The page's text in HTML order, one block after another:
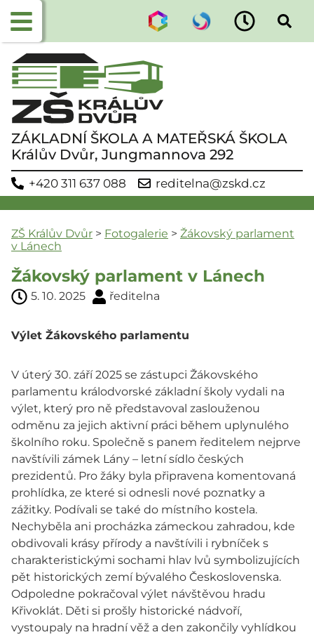
ZÁKLADNÍ ŠKOLA A MATEŘSKÁ ŠKOLA
Králův Dvůr, Jungmannova 292
+420 311 637 088 reditelna@zskd.cz
ZŠ Králův Dvůr > Fotogalerie > Žákovský parlament
v Lánech
Žákovský parlament v Lánech
5. 10. 2025 ředitelna
Výlet Žákovského parlamentu
V úterý 30. září 2025 se zástupci Žákovského
parlamentu králodvorské základní školy vydali na
výlet, který pro ně představoval zaslouženou
odměnu za jejich aktivní práci během uplynulého
školního roku. Společně s panem ředitelem nejprve
navštívili zámek Lány – letní sídlo českých
prezidentů. Pro žáky byla připravena komentovaná
prohlídka, ze které si odnesli nové poznatky a
zážitky. Podívali se také do místního kostela.
Nechyběla ani procházka zámeckou zahradou, kde
obdivovali krásy přírody a navštívili i rybníček s
charakteristickými sochami hlav lvů symbolizujících
pět historických zemí bývalého Československa.
Odpoledne pokračoval výlet návštěvou hradu
Křivoklát. Děti si prošly historické nádvoří,
vystoupaly na hradní věž a den zakončily vyhlídkou